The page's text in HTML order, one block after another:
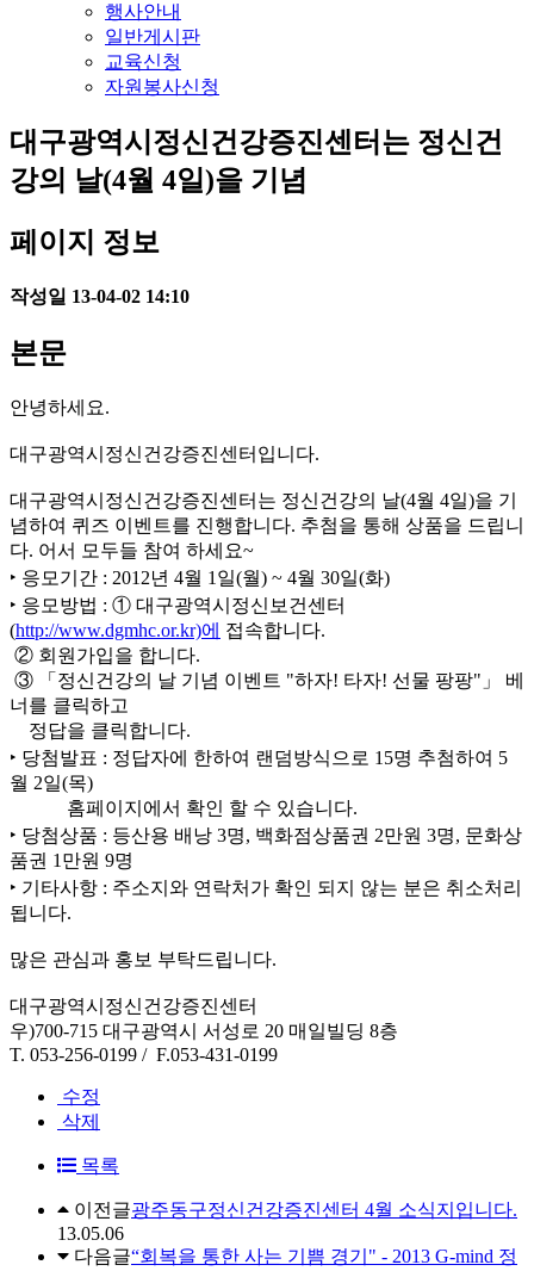
행사안내
일반게시판
교육신청
자원봉사신청
대구광역시정신건강증진센터는 정신건
강의 날(4월 4일)을 기념
페이지 정보
작성일 13-04-02 14:10
본문
안녕하세요.
대구광역시정신건강증진센터입니다.
대구광역시정신건강증진센터는 정신건강의 날(4월 4일)을 기
념하여 퀴즈 이벤트를 진행합니다. 추첨을 통해 상품을 드립니
다. 어서 모두들 참여 하세요~
‣ 응모기간 : 2012년 4월 1일(월) ~ 4월 30일(화)
‣ 응모방법 : ① 대구광역시정신보건센터
(http://www.dgmhc.or.kr)에 접속합니다.
② 회원가입을 합니다.
③ 「정신건강의 날 기념 이벤트 "하자! 타자! 선물 팡팡"」 베
너를 클릭하고
정답을 클릭합니다.
‣ 당첨발표 : 정답자에 한하여 랜덤방식으로 15명 추첨하여 5
월 2일(목)
홈페이지에서 확인 할 수 있습니다.
‣ 당첨상품 : 등산용 배낭 3명, 백화점상품권 2만원 3명, 문화상
품권 1만원 9명
‣ 기타사항 : 주소지와 연락처가 확인 되지 않는 분은 취소처리
됩니다.
많은 관심과 홍보 부탁드립니다.
대구광역시정신건강증진센터
우)700-715 대구광역시 서성로 20 매일빌딩 8층
T. 053-256-0199 / F.053-431-0199
수정
삭제
목록
이전글광주동구정신건강증진센터 4월 소식지입니다.
13.05.06
다음글“회복을 통한 사는 기쁨 경기" - 2013 G-mind 정